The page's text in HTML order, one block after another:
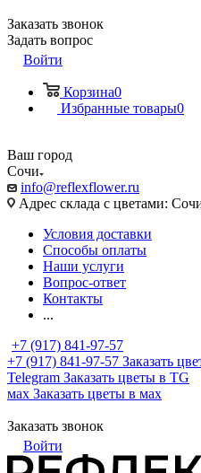
Заказать звонок
Задать вопрос
Войти
Корзина0
Избранные товары0
Ваш город
Сочи
info@reflexflower.ru
Адрес склада с цветами:
Условия доставки
Способы оплаты
Наши услуги
Вопрос-ответ
Контакты
...
+7 (917) 841-97-57
+7 (917) 841-97-57 Заказать
Telegram Заказать цветы в TG
мах Заказать цветы в мах
Заказать звонок
Войти